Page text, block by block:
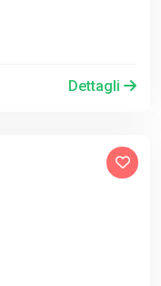
Dettagli